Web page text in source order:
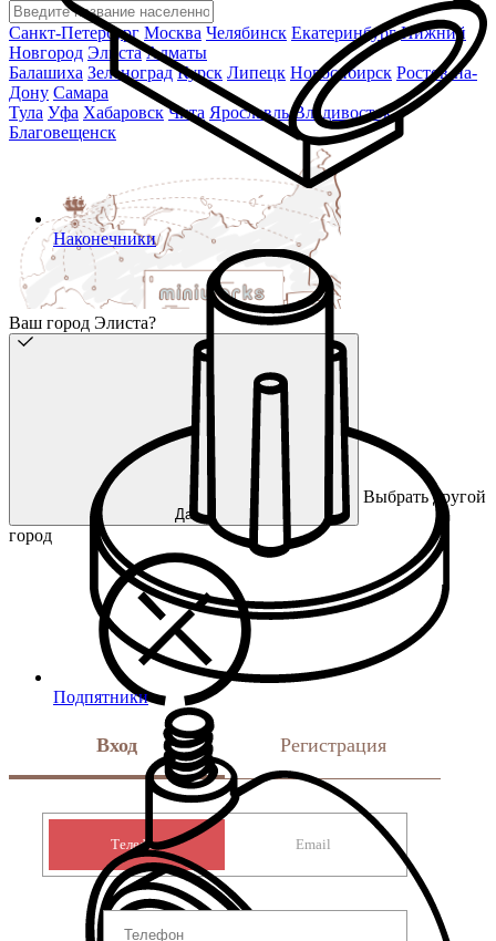
Наконечники
Подпятники
Санкт-Петербург Москва Челябинск Екатеринбург Нижний
Новгород Элиста Алматы
Балашиха Зеленоград Курск Липецк Новосибирск Ростов-на-
Дону Самара
Тула Уфа Хабаровск Чита Ярославль Владивосток
Благовещенск
Ваш город Элиста?
Да
Выбрать другой
город
Вход Регистрация
Телефон Email